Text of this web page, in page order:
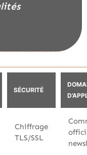
SÉCURITÉ
Chiffrage
TLS/SSL